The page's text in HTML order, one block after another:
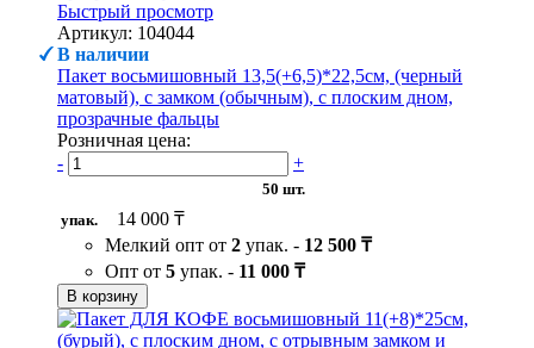
Быстрый просмотр
Артикул: 104044
В наличии
Пакет восьмишовный 13,5(+6,5)*22,5см, (черный
матовый), с замком (обычным), с плоским дном,
прозрачные фальцы
Розничная цена:
-
+
50 шт.
упак.
14 000 ₸
Мелкий опт от 2 упак. - 12 500 ₸
Опт от 5 упак. - 11 000 ₸
В корзину